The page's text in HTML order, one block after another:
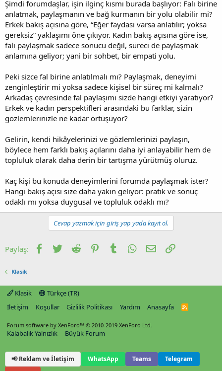
Şimdi forumdaşlar, işin ilginç kısmı burada başlıyor: Falı birine
anlatmak, paylaşmanın ve bağ kurmanın bir yolu olabilir mi?
Erkek bakış açısına göre, “Eğer faydası varsa anlatılır; yoksa
gereksiz” yaklaşımı öne çıkıyor. Kadın bakış açısına göre ise,
falı paylaşmak sadece sonucu değil, süreci de paylaşmak
anlamına geliyor; yani bir sohbet, bir empati yolu.
Peki sizce fal birine anlatılmalı mı? Paylaşmak, deneyimi
zenginleştirir mi yoksa sadece kişisel bir süreç mi kalmalı?
Arkadaş çevresinde fal paylaşımı sizde hangi etkiyi yaratıyor?
Erkek ve kadın perspektifleri arasındaki bu farklar, sizin
gözlemlerinizle ne kadar örtüşüyor?
Gelirin, kendi hikâyelerinizi ve gözlemlerinizi paylaşın,
böylece hem farklı bakış açılarını daha iyi anlayabilir hem de
topluluk olarak daha derin bir tartışma yürütmüş oluruz.
Kaç kişi bu konuda deneyimlerini forumda paylaşmak ister?
Hangi bakış açısı size daha yakın geliyor: pratik ve sonuç
odaklı mı yoksa duygusal ve topluluk odaklı mı?
Cevap yazmak için giriş yap yada kayıt ol.
Paylaş: Facebook
TwitterReddit PinterestTumblrWhatsApp
E-postaLink
Klasik
Klasik
Türkçe (TR)
İletişim
Koşullar Gizlilik Politikası Yardım Anasayfa
R
Forum software by XenForo™ © 2010-2019 XenForo Ltd.
Kalabalık Yalnızlık Büyük Forum
📢 Reklam ve İletişim WhatsApp Teams
Telegram